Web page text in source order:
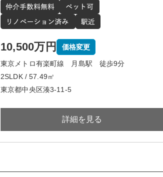
10,500万円 価格変更
東京メトロ有楽町線 月島駅 徒歩9分
2SLDK / 57.49㎡
東京都中央区湊3-11-5
詳細を見る